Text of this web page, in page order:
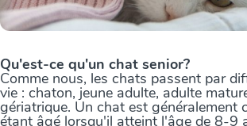
Qu'est-ce qu'un chat senior?
Comme nous, les chats passent par
vie : chaton, jeune adulte, adulte
gériatrique. Un chat est généralement
étant âgé lorsqu'il atteint l'âge de 8-9